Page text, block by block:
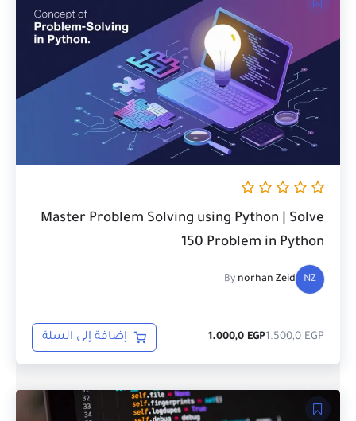
Master Problem Solving using Python | Solve
150 Problem in Python
NZ
By norhan Zeid
1.500,0EGP
الأصلي
1.500,0 EGP.
1.000,0 EGP
الحالي
1.000,0 EGP.
إضافة إلى السلة
السعر
الأصلي
السعر
الحالي